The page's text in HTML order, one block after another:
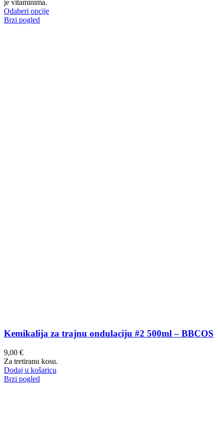
je vitaminima.
Odaberi opcijeOvaj
Brzi pogled
Kemikalija za trajnu ondulaciju #2 500ml – BBCOS
9,00 €
Za tretiranu kosu.
Dodaj u košaricu
Brzi pogled